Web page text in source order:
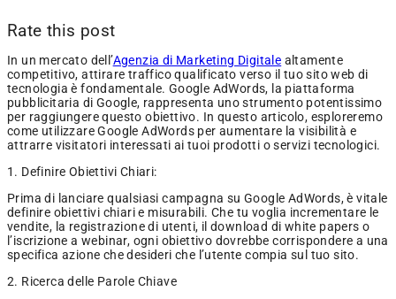
Rate this post
In un mercato dell’Agenzia di Marketing Digitale altamente
competitivo, attirare traffico qualificato verso il tuo sito web di
tecnologia è fondamentale. Google AdWords, la piattaforma
pubblicitaria di Google, rappresenta uno strumento potentissimo
per raggiungere questo obiettivo. In questo articolo, esploreremo
come utilizzare Google AdWords per aumentare la visibilità e
attrarre visitatori interessati ai tuoi prodotti o servizi tecnologici.
1. Definire Obiettivi Chiari:
Prima di lanciare qualsiasi campagna su Google AdWords, è vitale
definire obiettivi chiari e misurabili. Che tu voglia incrementare le
vendite, la registrazione di utenti, il download di white papers o
l’iscrizione a webinar, ogni obiettivo dovrebbe corrispondere a una
specifica azione che desideri che l’utente compia sul tuo sito.
2. Ricerca delle Parole Chiave